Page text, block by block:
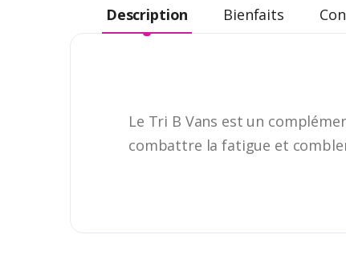
Description Bienfaits
Le Tri B Vans est un
combattre la fatigue et